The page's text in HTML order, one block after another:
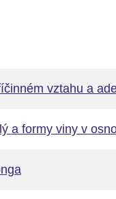
vztahu a
a formy viny v